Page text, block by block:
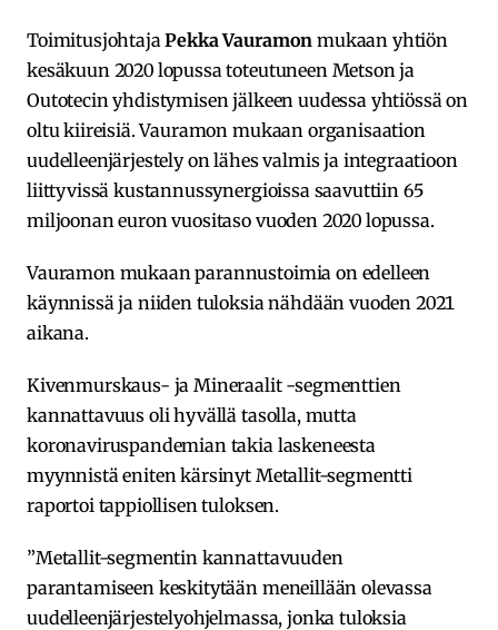
ToimitusjohtajaPekka Vauramonmukaan yhtiön
kesäkuun 2020 lopussa toteutuneen Metson ja
Outotecin yhdistymisen jälkeen uudessa yhtiössä on
oltu kiireisiä. Vauramon mukaan organisaation
uudelleenjärjestely on lähes valmis ja integraatioon
liittyvissä kustannussynergioissa saavuttiin 65
miljoonan euron vuositaso vuoden 2020 lopussa.
Vauramon mukaan parannustoimia on edelleen
käynnissä ja niiden tuloksia nähdään vuoden 2021
aikana.
Kivenmurskaus- ja Mineraalit -segmenttien
kannattavuus oli hyvällä tasolla, mutta
koronaviruspandemian takia laskeneesta
myynnistä eniten kärsinyt Metallit-segmentti
raportoi tappiollisen tuloksen.
”Metallit-segmentin kannattavuuden
parantamiseen keskitytään meneillään olevassa
uudelleenjärjestelyohjelmassa, jonka tuloksia